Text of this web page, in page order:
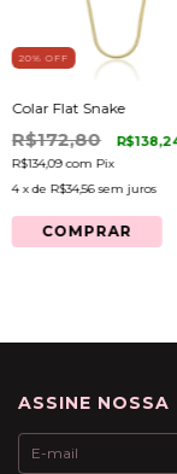
20% OFF
Colar Flat Snake
R$172,80
R$134,09com Pix
4 x de R$34,56 sem juros
COMPRAR
ASSINE NOSSA